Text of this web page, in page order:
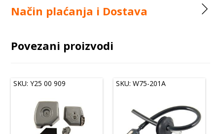
Način plaćanja i Dostava
Povezani proizvodi
SKU: Y25 00 909 SKU: W75-201A